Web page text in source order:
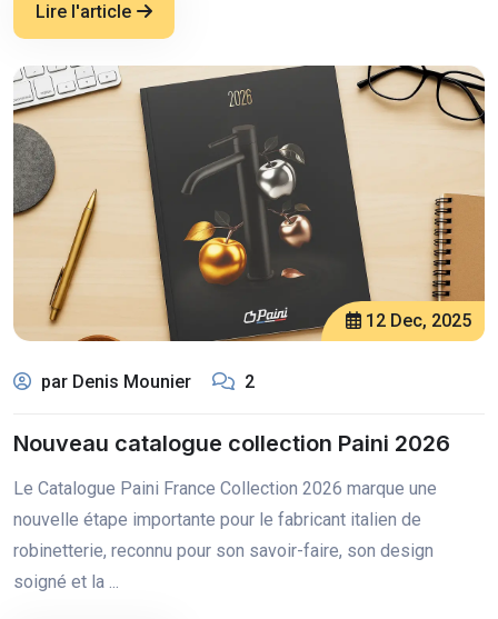
Lire l'article
12 Dec, 2025
par Denis Mounier 2
Nouveau catalogue collection Paini 2026
Le Catalogue Paini France Collection 2026 marque une
nouvelle étape importante pour le fabricant italien de
robinetterie, reconnu pour son savoir-faire, son design
soigné et la ...